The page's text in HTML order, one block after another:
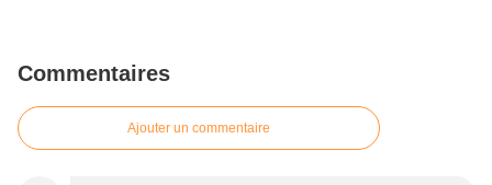
Commentaires
Ajouter un commentaire